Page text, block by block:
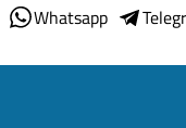
Whatsapp